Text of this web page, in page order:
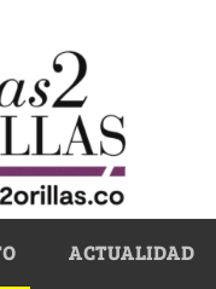
ACTUALIDAD